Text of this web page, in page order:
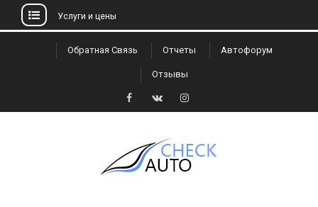
Услуги и цены
Обратная Связь Отчеты Автофорум
Отзывы
Facebook
VK Instagram